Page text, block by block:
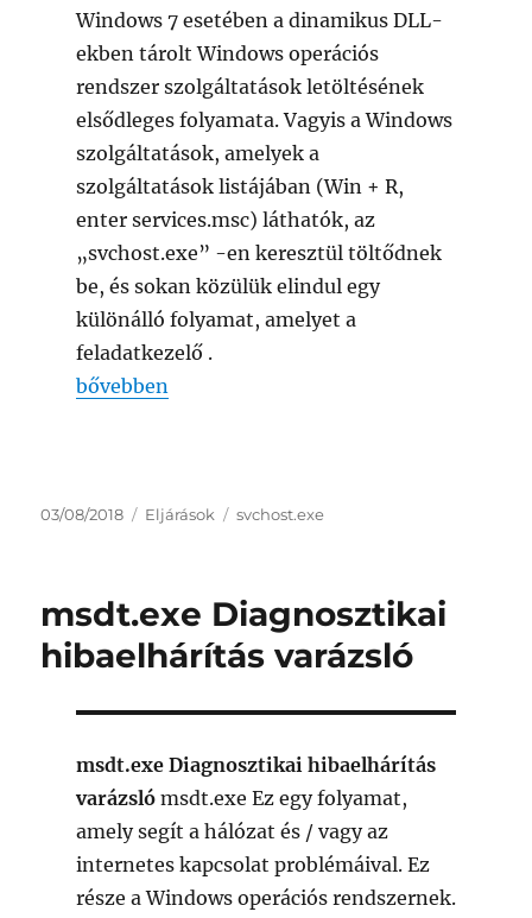
Windows 7 esetében a dinamikus DLL-
ekben tárolt Windows operációs
rendszer szolgáltatások letöltésének
elsődleges folyamata. Vagyis a Windows
szolgáltatások, amelyek a
szolgáltatások listájában (Win + R,
enter services.msc) láthatók, az
„svchost.exe” -en keresztül töltődnek
be, és sokan közülük elindul egy
különálló folyamat, amelyet a
feladatkezelő .
„svchost.exe Windows-szolgáltatások
bővebben
Közzétéve
03/08/2018 Kategória
Eljárások Címke
svchost.exe
msdt.exe Diagnosztikai
hibaelhárítás varázsló
msdt.exe Diagnosztikai hibaelhárítás
varázsló msdt.exe Ez egy folyamat,
amely segít a hálózat és / vagy az
internetes kapcsolat problémáival. Ez
része a Windows operációs rendszernek.